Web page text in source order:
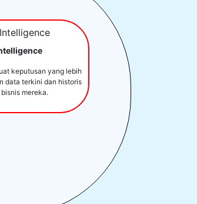
keputusan yang lebih
data terkini dan historis
mereka.